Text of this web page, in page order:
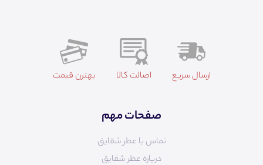
ارسال سریع اصالت کالا بهترن قیمت
صفحات مهم
تماس با عطر شقایق
درباره عطر شقایق